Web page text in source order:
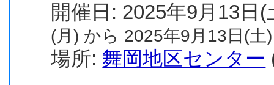
(月) から 2025年9月13日(土
場所: 舞岡地区センター